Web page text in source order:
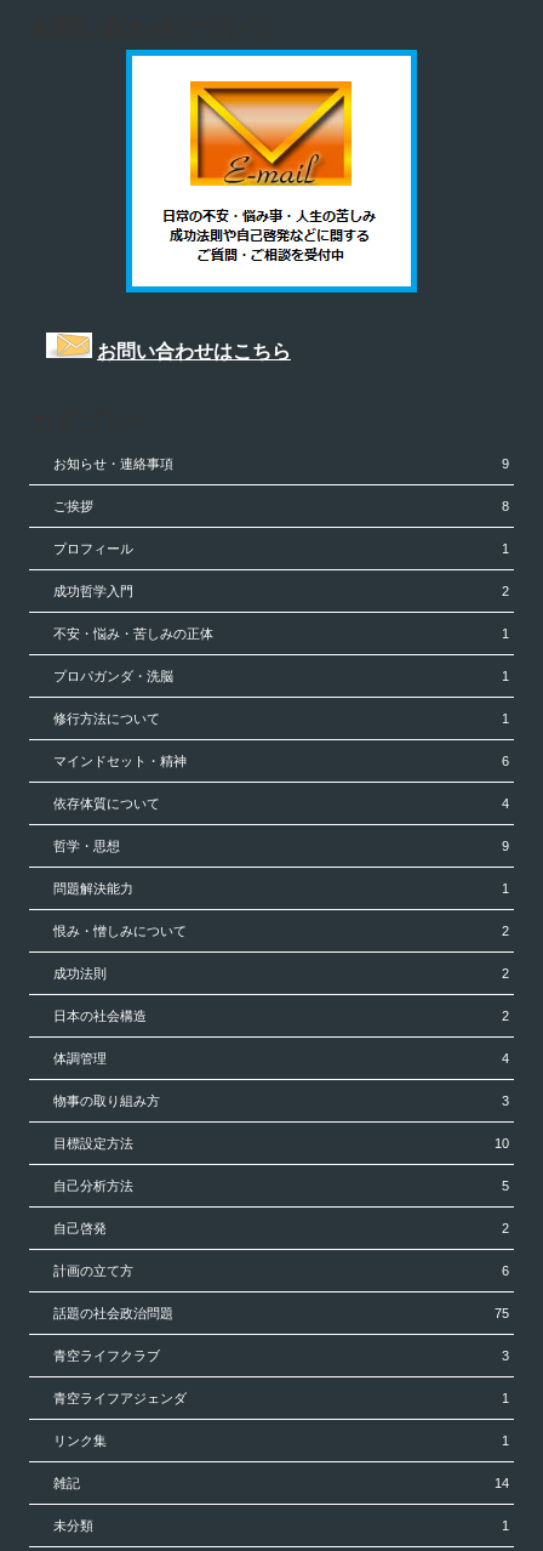
お問い合わせはこちら
お知らせ・連絡事項 9
ご挨拶 8
プロフィール 1
成功哲学入門 2
不安・悩み・苦しみの正体 1
プロパガンダ・洗脳 1
修行方法について 1
マインドセット・精神 6
依存体質について 4
哲学・思想 9
問題解決能力 1
恨み・憎しみについて 2
成功法則 2
日本の社会構造 2
体調管理 4
物事の取り組み方 3
目標設定方法 10
自己分析方法 5
自己啓発 2
計画の立て方 6
話題の社会政治問題 75
青空ライフクラブ 3
青空ライフアジェンダ 1
リンク集 1
雑記 14
未分類 1